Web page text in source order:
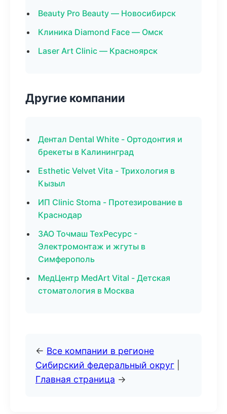
Beauty Pro Beauty — Новосибирск
Клиника Diamond Face — Омск
Laser Art Clinic — Красноярск
Другие компании
Дентал Dental White - Ортодонтия и
брекеты в Калининград
Esthetic Velvet Vita - Трихология в
Кызыл
ИП Clinic Stoma - Протезирование в
Краснодар
ЗАО Точмаш ТехРесурс -
Электромонтаж и жгуты в
Симферополь
МедЦентр MedArt Vital - Детская
стоматология в Москва
← Все компании в регионе
Сибирский федеральный округ
Главная страница →